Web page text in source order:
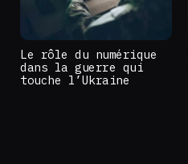
Le rôle du numérique
dans la guerre qui
touche l’Ukraine